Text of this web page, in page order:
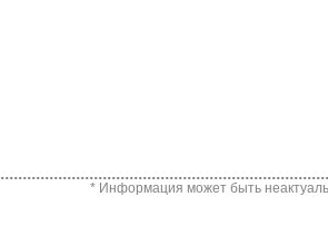
* Информация может быть